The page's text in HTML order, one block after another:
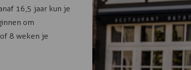
16,5 jaar kun je
om
8 weken je